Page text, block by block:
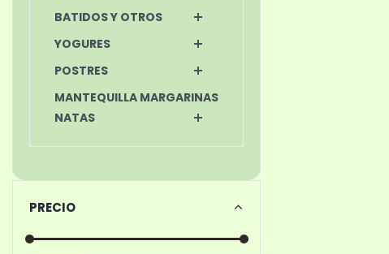
BATIDOS Y OTROS
YOGURES
POSTRES
MANTEQUILLA MARGARINAS
NATAS
PRECIO